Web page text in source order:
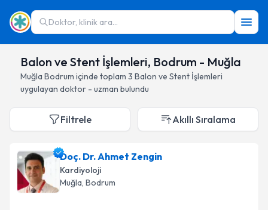
Doktor, klinik ara...
Balon ve Stent İşlemleri, Bodrum - Muğla
Muğla Bodrum içinde toplam 3 Balon ve Stent İşlemleri
uygulayan doktor - uzman bulundu
Filtrele Akıllı Sıralama
Doç. Dr. Ahmet Zengin
Kardiyoloji
Muğla, Bodrum